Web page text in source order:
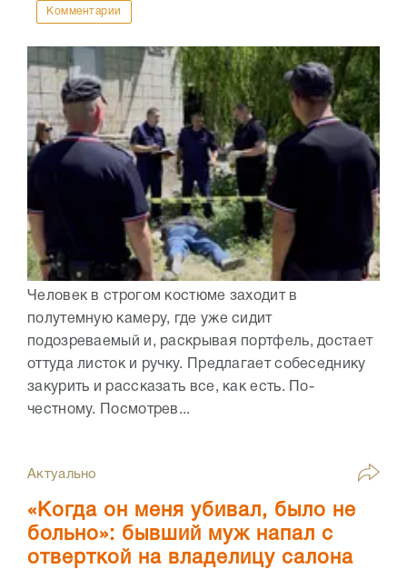
Комментарии
Человек в строгом костюме заходит в
полутемную камеру, где уже сидит
подозреваемый и, раскрывая портфель, достает
оттуда листок и ручку. Предлагает собеседнику
закурить и рассказать все, как есть. По-
честному. Посмотрев...
Актуально
«Когда он меня убивал, было не
больно»: бывший муж напал с
отверткой на владелицу салона